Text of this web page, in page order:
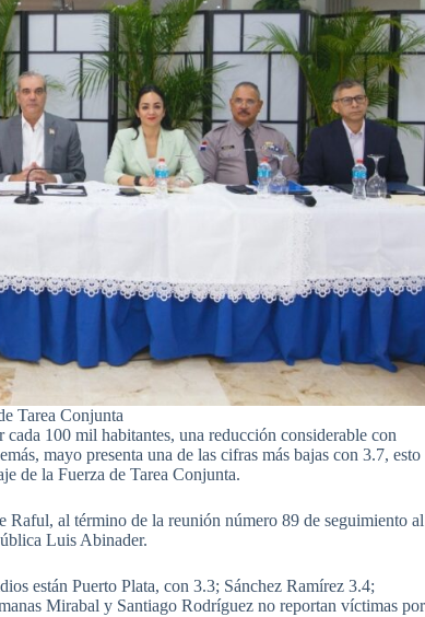
Tarea Conjunta
100 mil habitantes, una reducción considerable con
mayo presenta una de las cifras más bajas con 3.7, esto
de la Fuerza de Tarea Conjunta.
al término de la reunión número 89 de seguimiento al
Luis Abinader.
están Puerto Plata, con 3.3; Sánchez Ramírez 3.4;
Mirabal y Santiago Rodríguez no reportan víctimas por